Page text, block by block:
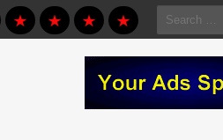
Search
for: